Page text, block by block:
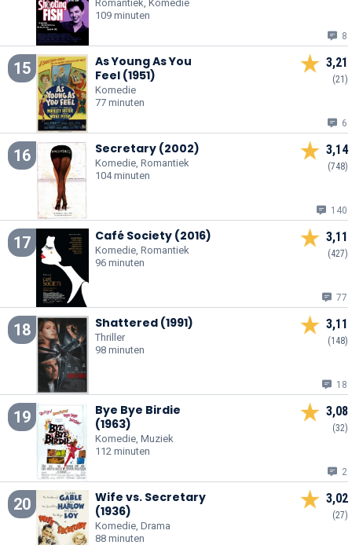
Romantiek, Komedie
109 minuten
8
15
As Young As You
Feel (1951)
Komedie
77 minuten
3,21
(21)
6
16 Secretary (2002)
Komedie, Romantiek
104 minuten
3,14
(748)
140
17 Café Society (2016)
Komedie, Romantiek
96 minuten
3,11
(427)
77
18 Shattered (1991)
Thriller
98 minuten
3,11
(148)
18
19
Bye Bye Birdie
(1963)
Komedie, Muziek
112 minuten
3,08
(32)
2
20
Wife vs. Secretary
(1936)
Komedie, Drama
88 minuten
3,02
(27)